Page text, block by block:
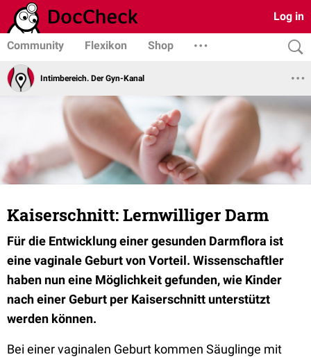
Log in
Community Flexikon Shop
Intimbereich. Der Gyn-Kanal
Kaiserschnitt: Lernwilliger Darm
Für die Entwicklung einer gesunden Darmflora ist
eine vaginale Geburt von Vorteil. Wissenschaftler
haben nun eine Möglichkeit gefunden, wie Kinder
nach einer Geburt per Kaiserschnitt unterstützt
werden können.
Bei einer vaginalen Geburt kommen Säuglinge mit